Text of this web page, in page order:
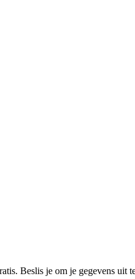
Beslis je om je gegevens uit